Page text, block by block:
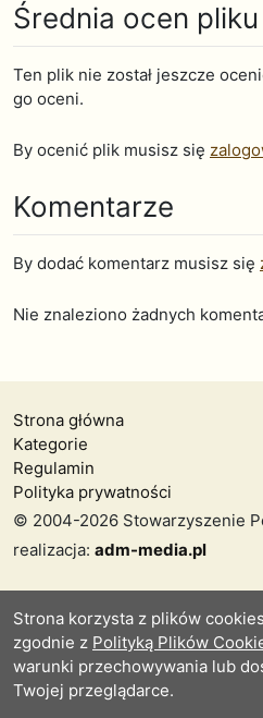
Średnia ocen pliku
Ten plik nie został jeszcze
go oceni.
By ocenić plik musisz się
Komentarze
By dodać komentarz musisz się
Nie znaleziono żadnych
Strona główna
Kategorie
Regulamin
Polityka prywatności
© 2004-2026 Stowarzyszenie
realizacja: adm-media.pl
Strona korzysta z plików
zgodnie z Polityką Plików
warunki przechowywania lub
Twojej przeglądarce.